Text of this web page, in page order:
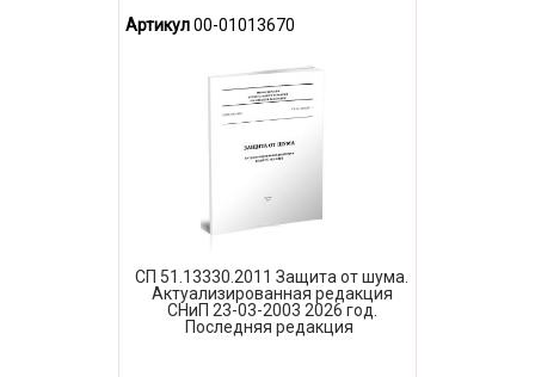
Артикул00-01013670
СП 51.13330.2011 Защита от шума.
Актуализированная редакция
СНиП 23-03-2003 2026 год.
Последняя редакция